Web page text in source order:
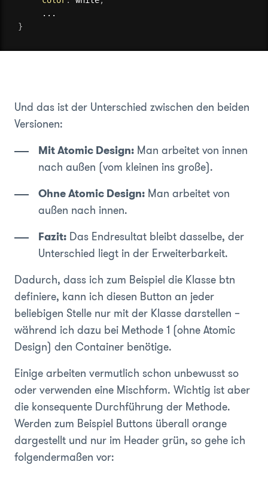
}
Und das ist der Unterschied zwischen den beiden
Versionen:
Mit Atomic Design: Man arbeitet von innen
nach außen (vom kleinen ins große).
Ohne Atomic Design: Man arbeitet von
außen nach innen.
Fazit: Das Endresultat bleibt dasselbe, der
Unterschied liegt in der Erweiterbarkeit.
Dadurch, dass ich zum Beispiel die Klasse btn
definiere, kann ich diesen Button an jeder
beliebigen Stelle nur mit der Klasse darstellen –
während ich dazu bei Methode 1 (ohne Atomic
Design) den Container benötige.
Einige arbeiten vermutlich schon unbewusst so
oder verwenden eine Mischform. Wichtig ist aber
die konsequente Durchführung der Methode.
Werden zum Beispiel Buttons überall orange
dargestellt und nur im Header grün, so gehe ich
folgendermaßen vor: